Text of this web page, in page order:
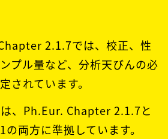
2.1.7では、校正、性
プル量など、分析天びんの必
されています。
、Ph.Eur. Chapter 2.1.7と
両方に準拠しています。